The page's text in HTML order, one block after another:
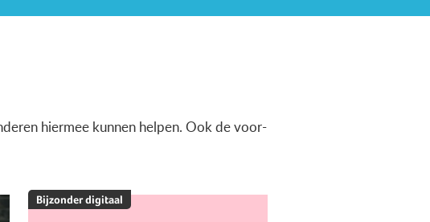
hiermee kunnen helpen. Ook de voor-
Bijzonder digitaal